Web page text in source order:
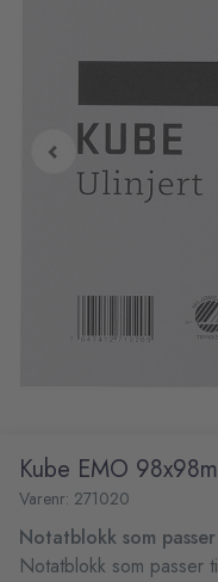
Kube EMO
Varenr: 271020
Notatblokk som
Notatblokk som passer